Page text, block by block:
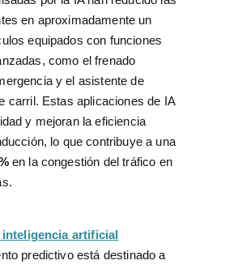
en aproximadamente un
equipados con funciones
como el frenado
y el asistente de
carril. Estas aplicaciones de IA
y mejoran la eficiencia
lo que contribuye a una
en la congestión del tráfico en
artificial
predictivo está destinado a